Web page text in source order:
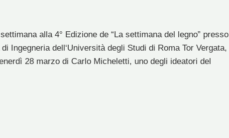
alla 4° Edizione de “La settimana del legno” presso
Ingegneria dell‘Università degli Studi di Roma Tor Vergata,
28 marzo di Carlo Micheletti, uno degli ideatori del